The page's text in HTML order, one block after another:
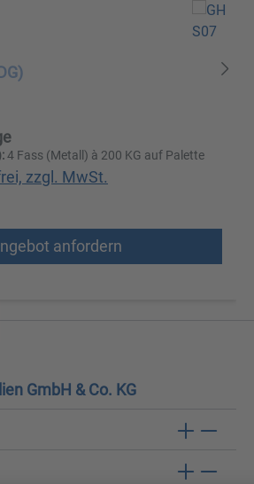
4 Fass (Metall) à 200 KG auf Palette
zzgl. MwSt.
anfordern
GmbH & Co. KG